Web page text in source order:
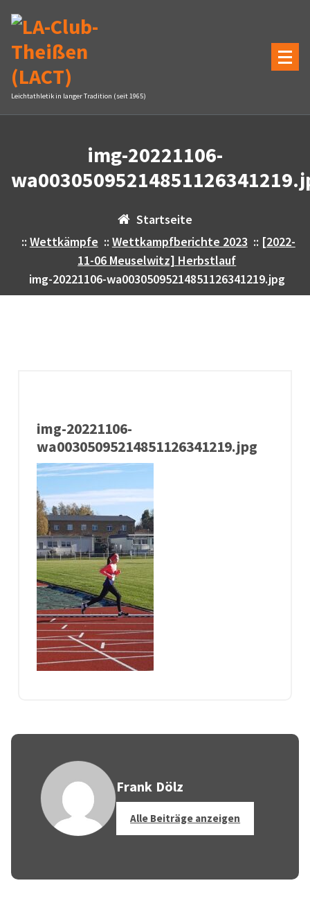
Inhalt
springen
Leichtathletik in langer Tradition (seit 1965)
img-20221106-
Startseite
:: Wettkämpfe :: Wettkampfberichte 2023 :: [2022-
11-06 Meuselwitz] Herbstlauf
img-20221106-wa00305095214851126341219.jpg
img-20221106-
wa00305095214851126341219.jpg
Frank Dölz
Alle Beiträge anzeigen